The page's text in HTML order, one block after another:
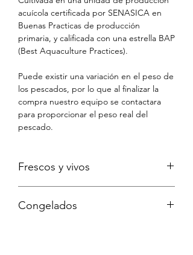
acuícola certificada por SENASICA en
Buenas Practicas de producción
primaria, y calificada con una estrella BAP
(Best Aquaculture Practices).
Puede existir una variación en el peso de
los pescados, por lo que al finalizar la
compra nuestro equipo se contactara
para proporcionar el peso real del
pescado.
Frescos y vivos
productos con la mayor frescura y vida
Congelados